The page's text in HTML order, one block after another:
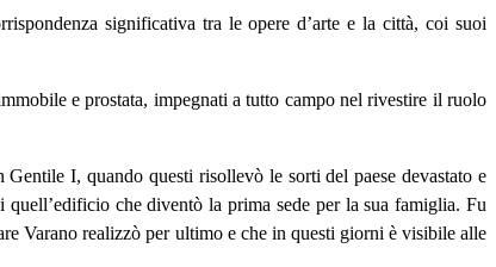
significativa tra le opere d’arte e la città, coi suoi
e prostata, impegnati a tutto campo nel rivestire il ruolo
I, quando questi risollevò le sorti del paese devastato e
che diventò la prima sede per la sua famiglia. Fu
Varano realizzò per ultimo e che in questi giorni è visibile alle